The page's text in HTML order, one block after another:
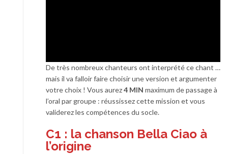
De très nombreux chanteurs ont interprété ce chant …
mais il va falloir faire choisir une version et argumenter
votre choix ! Vous aurez4 MIN maximum de passage à
l’oral par groupe : réussissez cette mission et vous
validerez les compétences du socle.
C1 : la chanson Bella Ciao à
l’origine